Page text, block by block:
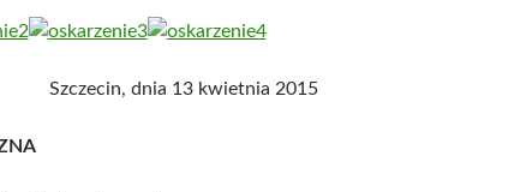
Szczecin, dnia 13 kwietnia 2015